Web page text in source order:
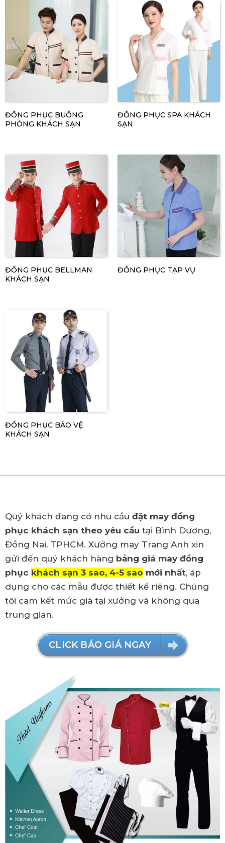
ĐỒNG PHỤC BUỒNG
PHÒNG KHÁCH SẠN
ĐỒNG PHỤC SPA KHÁCH
SẠN
ĐỒNG PHỤC BELLMAN
KHÁCH SẠN
ĐỒNG PHỤC TẠP VỤ
ĐỒNG PHỤC BẢO VỆ
KHÁCH SẠN
Quý khách đang có nhu cầu đặt may đồng
phục khách sạn theo yêu cầu tại Bình Dương,
Đồng Nai, TPHCM. Xưởng may Trang Anh xin
gửi đến quý khách hàng bảng giá may đồng
phục khách sạn 3 sao, 4-5 sao mới nhất, áp
dụng cho các mẫu được thiết kế riêng. Chúng
tôi cam kết mức giá tại xưởng và không qua
trung gian.
CLICK BÁO GIÁ NGAY